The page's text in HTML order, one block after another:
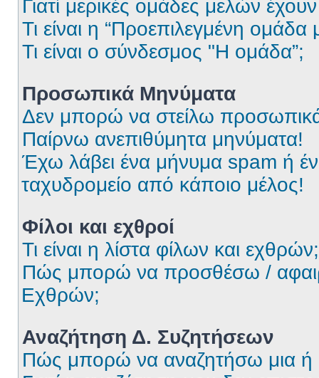
Γιατί μερικές ομάδες μελών
Τι είναι η “Προεπιλεγμένη ομάδα
Τι είναι ο σύνδεσμος "Η ομάδα”;
Προσωπικά Μηνύματα
Δεν μπορώ να στείλω
Παίρνω ανεπιθύμητα μηνύματα!
Έχω λάβει ένα μήνυμα spam ή
ταχυδρομείο από κάποιο μέλος!
Φίλοι και εχθροί
Τι είναι η λίστα φίλων και εχθρών;
Πώς μπορώ να προσθέσω /
Εχθρών;
Αναζήτηση Δ. Συζητήσεων
Πώς μπορώ να αναζητήσω μια ή